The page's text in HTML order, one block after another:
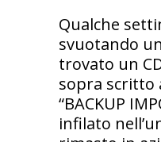
Qualche
svuotando
trovato un
sopra scritto
“BACKUP
infilato